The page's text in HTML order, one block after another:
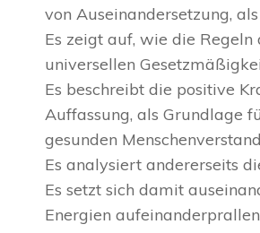
von Auseinandersetzung, als
Es zeigt auf, wie die
universellen
Es beschreibt die positive
Auffassung, als Grundlage
gesunden
Es analysiert andererseits
Es setzt sich damit
Energien